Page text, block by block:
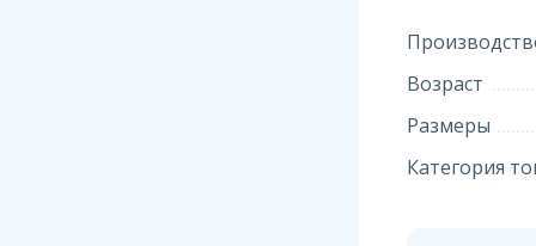
Возраст
Размеры
Категория